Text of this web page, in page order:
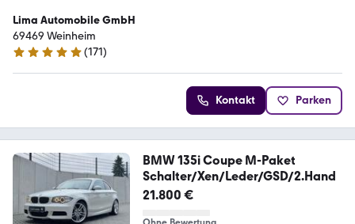
Lima Automobile GmbH
69469 Weinheim
4.8 Sterne
(171)
Kontakt Parken
BMW 135i Coupe M-Paket
Schalter/Xen/Leder/GSD/2.Hand
21.800 €